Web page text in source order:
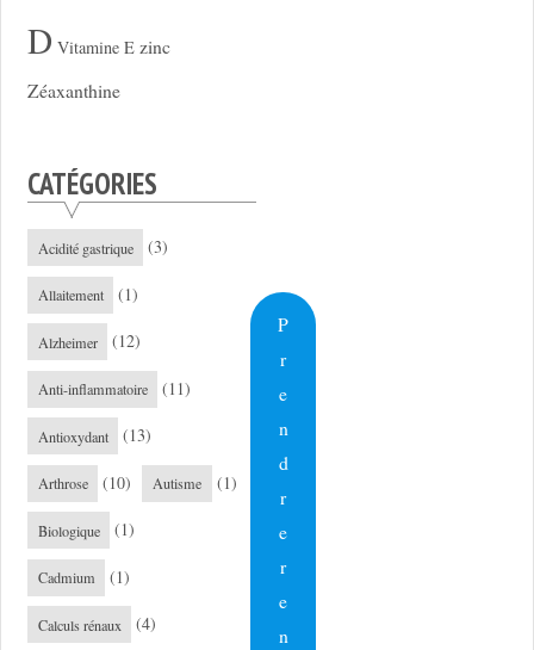
D Vitamine E zinc
Zéaxanthine
CATÉGORIES
Acidité gastrique (3)
Allaitement (1)
Alzheimer (12)
Anti-inflammatoire (11)
Antioxydant (13)
Arthrose (10) Autisme (1)
Biologique (1)
Cadmium (1)
Calculs rénaux (4)
P
r
e
n
d
r
e
r
e
n